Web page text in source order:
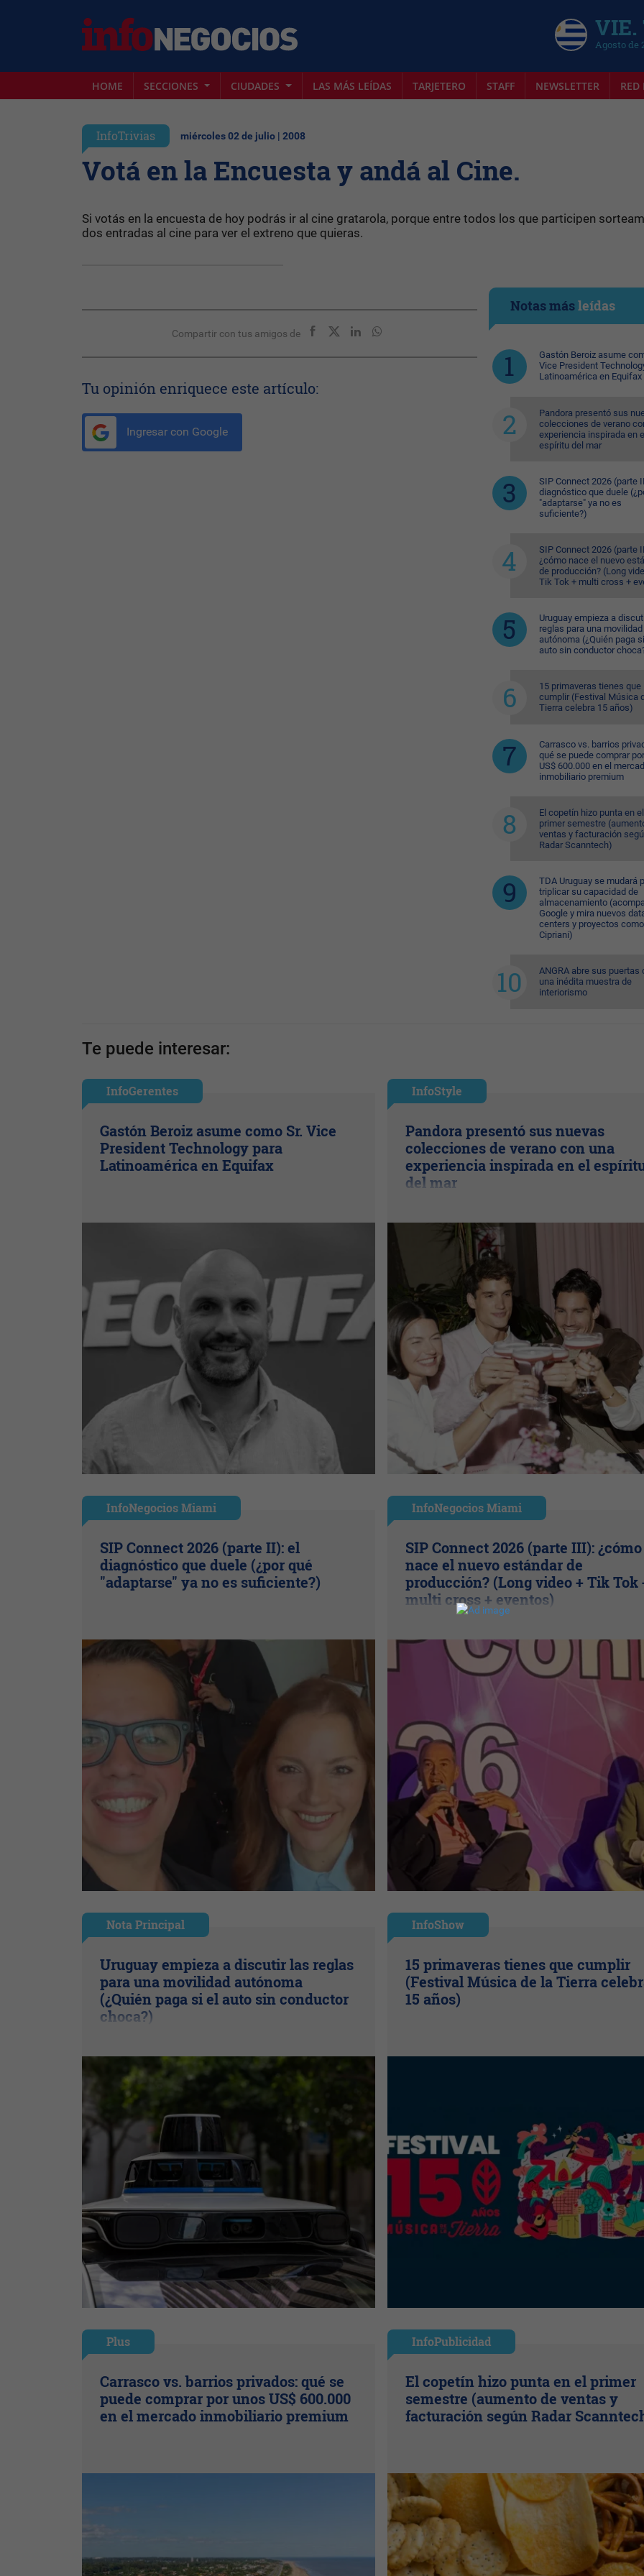
VIE.
Agosto de
HOME SECCIONES CIUDADES LAS MÁS LEÍDAS TARJETERO STAFF NEWSLETTER
InfoTrivias miércoles 02 de julio | 2008
Votá en la Encuesta y andá al Cine.
Si votás en la encuesta de hoy podrás ir al cine gratarola, porque entre todos los que participen
dos entradas al cine para ver el extreno que quieras.
Compartir con tus amigos de
Tu opinión enriquece este artículo:
Ingresar con Google
Notas másleídas
Gastón Beroiz asume
Vice President
Latinoamérica en Equifax
Pandora presentó sus
colecciones de verano
experiencia inspirada en
espíritu del mar
SIP Connect 2026 (parte
diagnóstico que duele
"adaptarse" ya no es
suficiente?)
SIP Connect 2026 (parte
¿cómo nace el nuevo
de producción? (Long
Tik Tok + multi cross +
Uruguay empieza a
reglas para una movilidad
autónoma (¿Quién paga
auto sin conductor
15 primaveras tienes que
cumplir (Festival Música
Tierra celebra 15 años)
Carrasco vs. barrios
qué se puede comprar
US$ 600.000 en el
inmobiliario premium
El copetín hizo punta en el
primer semestre
ventas y facturación
Radar Scanntech)
TDA Uruguay se mudará
triplicar su capacidad de
almacenamiento
Google y mira nuevos
centers y proyectos como
Cipriani)
ANGRA abre sus puertas
una inédita muestra de
interiorismo
Te puede interesar:
InfoGerentes
Gastón Beroiz asume como Sr. Vice
President Technology para
Latinoamérica en Equifax
InfoStyle
Pandora presentó sus nuevas
colecciones de verano con una
experiencia inspirada en el
del mar
InfoNegocios Miami
SIP Connect 2026 (parte II): el
diagnóstico que duele (¿por qué
"adaptarse" ya no es suficiente?)
InfoNegocios Miami
SIP Connect 2026 (parte III): ¿cómo
nace el nuevo estándar de
producción? (Long video + Tik Tok
multi cross + eventos)
Nota Principal
Uruguay empieza a discutir las reglas
para una movilidad autónoma
(¿Quién paga si el auto sin conductor
choca?)
InfoShow
15 primaveras tienes que cumplir
(Festival Música de la Tierra
15 años)
Plus
Carrasco vs. barrios privados: qué se
puede comprar por unos US$ 600.000
en el mercado inmobiliario premium
InfoPublicidad
El copetín hizo punta en el primer
semestre (aumento de ventas y
facturación según Radar